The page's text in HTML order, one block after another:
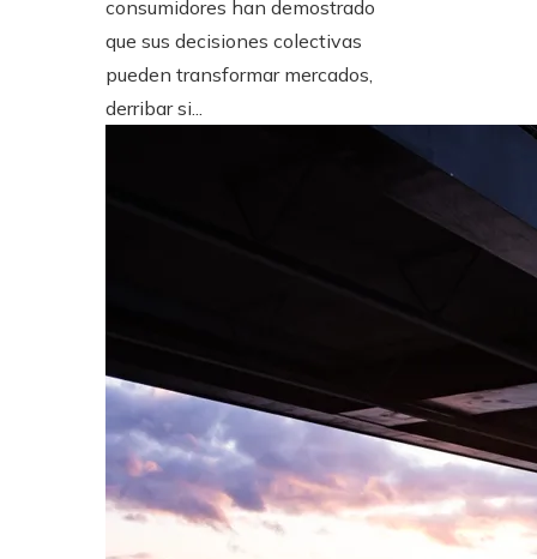
consumidores han demostrado
que sus decisiones colectivas
pueden transformar mercados,
derribar si...